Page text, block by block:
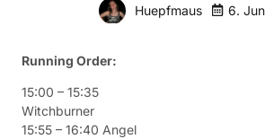
Huepfmaus 6.
Running Order:
15:00 – 15:35
Witchburner
15:55 – 16:40 Angel